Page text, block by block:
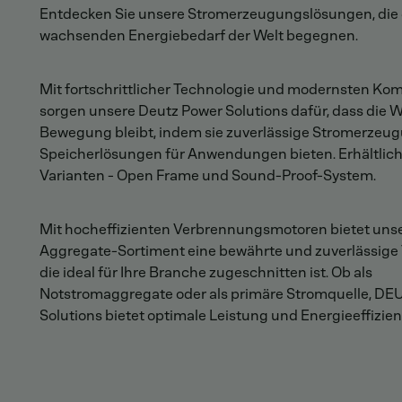
Entdecken Sie unsere Stromerzeugungslösungen, die
wachsenden Energiebedarf der Welt begegnen.
Mit fortschrittlicher Technologie und modernsten
sorgen unsere Deutz Power Solutions dafür, dass die
Bewegung bleibt, indem sie zuverlässige
Speicherlösungen für Anwendungen bieten.
Varianten - Open Frame und Sound-Proof-System.
Mit hocheffizienten Verbrennungsmotoren bietet
Aggregate-Sortiment eine bewährte und zuverlässige
die ideal für Ihre Branche zugeschnitten ist. Ob als
Notstromaggregate oder als primäre Stromquelle,
Solutions bietet optimale Leistung und